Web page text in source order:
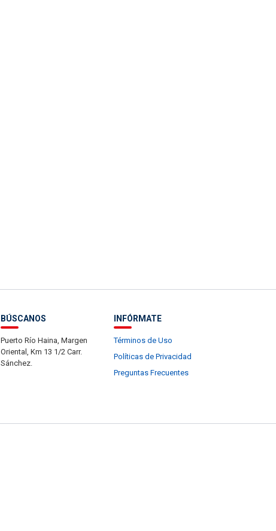
BÚSCANOS
Puerto Río Haina, Margen
Oriental, Km 13 1/2 Carr.
Sánchez.
INFÓRMATE
Términos de Uso
Políticas de Privacidad
Preguntas Frecuentes